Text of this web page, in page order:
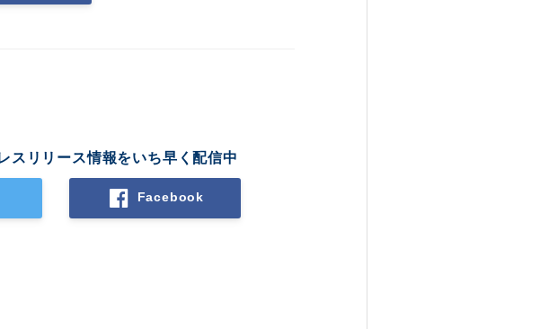
スリリース情報をいち早く配信中
Facebook